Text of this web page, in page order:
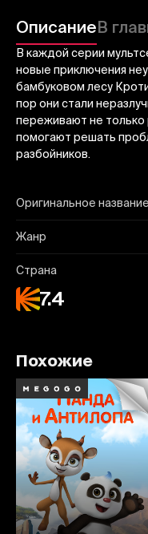
ОписаниеВ
В каждой серии
новые приключения
бамбуковом лесу
пор они стали
переживают не
помогают решать
разбойников.
Оригинальное название
Жанр
Страна
7.4
Похожие